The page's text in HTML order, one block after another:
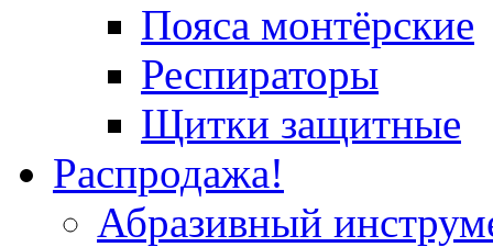
Пояса монтёрские
Респираторы
Щитки защитные
Распродажа!
Абразивный